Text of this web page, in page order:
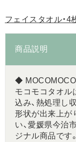
フェイスタオル・4
商品説明
◆ MOCOMOCO
モコモコタオル
込み、熱処理し
形状が出来上が
い、愛媛県今治
ジナル商品で